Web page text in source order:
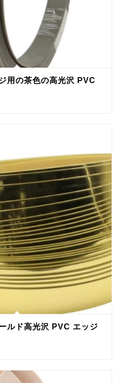
用の茶色の高光沢 PVC
ルド高光沢 PVC エッジ